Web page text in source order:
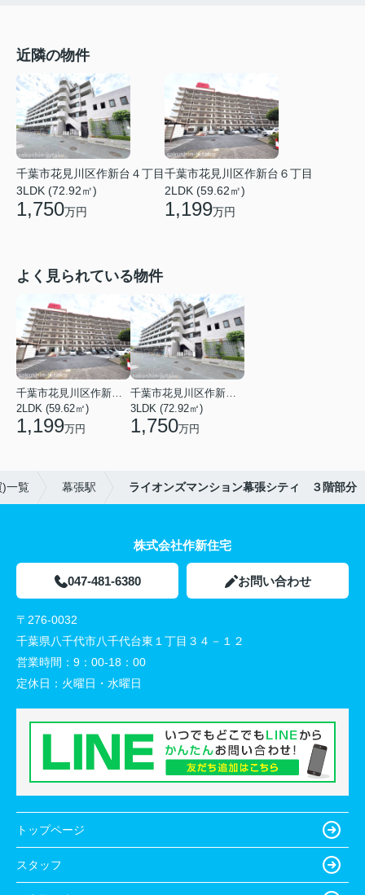
近隣の物件
千葉市花見川区作新台４丁目
3LDK (72.92㎡)
1,750万円
千葉市花見川区作新台６丁目
2LDK (59.62㎡)
1,199万円
よく見られている物件
千葉市花見川区作新台６丁目
2LDK (59.62㎡)
1,199万円
千葉市花見川区作新台４丁目
3LDK (72.92㎡)
1,750万円
)一覧 幕張駅 ライオンズマンション幕張シティ ３階部分
株式会社作新住宅
047-481-6380 お問い合わせ
〒276-0032
千葉県八千代市八千代台東１丁目３４－１２
営業時間： 9：00-18：00
定休日： 火曜日・水曜日
トップページ
スタッフ